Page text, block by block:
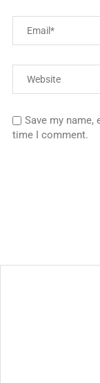
Save my name,
time I comment.